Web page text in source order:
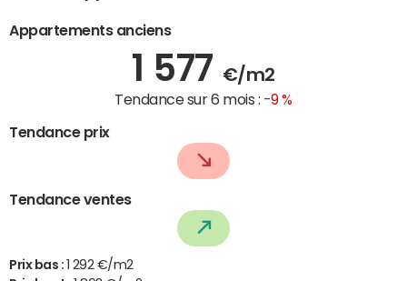
Appartements anciens
1 577 €/m2
Tendance sur 6 mois : -9 %
Tendance prix
Tendance ventes
Prix bas : 1 292 €/m2